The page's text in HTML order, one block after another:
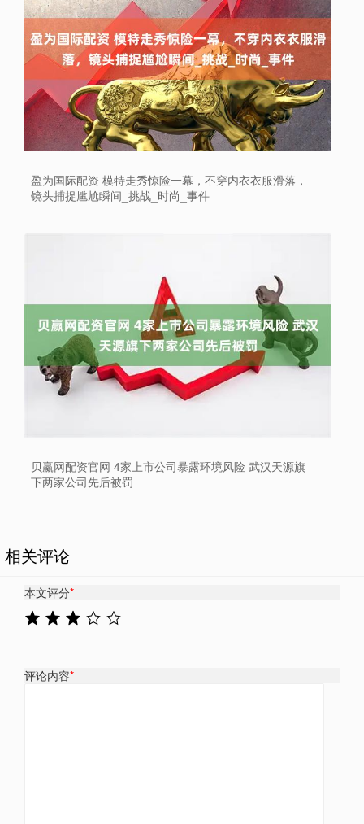
盈为国际配资 模特走秀惊险一幕，不穿内衣衣服滑落，
镜头捕捉尴尬瞬间_挑战_时尚_事件
贝赢网配资官网 4家上市公司暴露环境风险 武汉天源旗
下两家公司先后被罚
相关评论
本文评分*
评论内容*